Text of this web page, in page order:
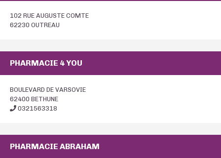
102 RUE AUGUSTE COMTE
62230 OUTREAU
PHARMACIE 4 YOU
BOULEVARD DE VARSOVIE
62400 BETHUNE
0321563318
PHARMACIE ABRAHAM